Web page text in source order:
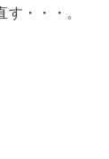
・・・。